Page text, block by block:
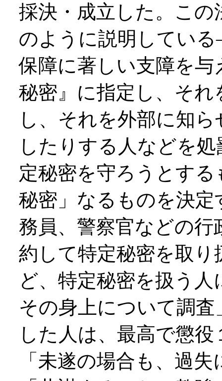
採決・成立した。こ
のように説明してい
保障に著しい支障を
秘密』に指定し、そ
し、それを外部に知
したりする人などを
定秘密を守ろうとす
秘密」なるものを決
務員、警察官などの
約して特定秘密を取
ど、特定秘密を扱う
その身上について調
した人は、最高で懲
「未遂の場合も、過